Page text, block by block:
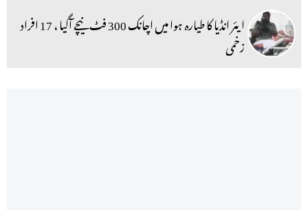
ایئر انڈیا کا طیارہ ہوا میں اچانک 300 فٹ نیچے آگیا ، 17 افراد
زخمی